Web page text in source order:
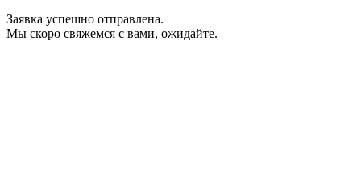
Заявка успешно отправлена.
Мы скоро свяжемся с вами, ожидайте.